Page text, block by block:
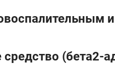
(бета2-